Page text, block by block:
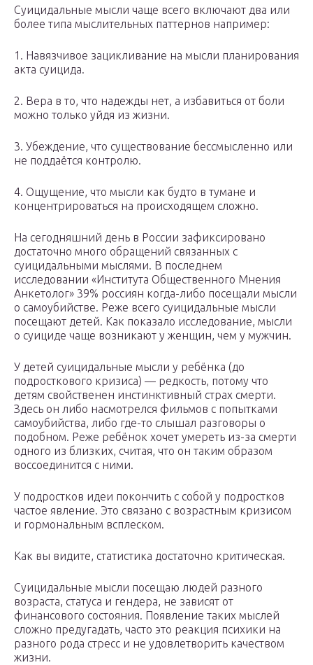
Суицидальные мысли чаще всего включают два или
более типа мыслительных паттернов например:
1. Навязчивое зацикливание на мысли планирования
акта суицида.
2. Вера в то, что надежды нет, а избавиться от боли
можно только уйдя из жизни.
3. Убеждение, что существование бессмысленно или
не поддаётся контролю.
4. Ощущение, что мысли как будто в тумане и
концентрироваться на происходящем сложно.
На сегодняшний день в России зафиксировано
достаточно много обращений связанных с
суицидальными мыслями. В последнем
исследовании «Института Общественного Мнения
Анкетолог» 39% россиян когда-либо посещали мысли
о самоубийстве. Реже всего суицидальные мысли
посещают детей. Как показало исследование, мысли
о суициде чаще возникают у женщин, чем у мужчин.
У детей суицидальные мысли у ребёнка (до
подросткового кризиса) — редкость, потому что
детям свойственен инстинктивный страх смерти.
Здесь он либо насмотрелся фильмов с попытками
самоубийства, либо где-то слышал разговоры о
подобном. Реже ребёнок хочет умереть из-за смерти
одного из близких, считая, что он таким образом
воссоединится с ними.
У подростков идеи покончить с собой у подростков
частое явление. Это связано с возрастным кризисом
и гормональным всплеском.
Как вы видите, статистика достаточно критическая.
Суицидальные мысли посещаю людей разного
возраста, статуса и гендера, не зависят от
финансового состояния. Появление таких мыслей
сложно предугадать, часто это реакция психики на
разного рода стресс и не удовлетворить качеством
жизни.